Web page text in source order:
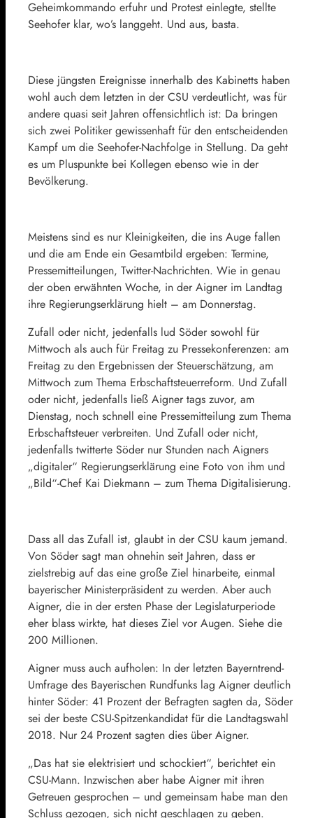
Geheimkommando erfuhr und Protest einlegte, stellte
Seehofer klar, wo’s langgeht. Und aus, basta.
Diese jüngsten Ereignisse innerhalb des Kabinetts haben
wohl auch dem letzten in der CSU verdeutlicht, was für
andere quasi seit Jahren offensichtlich ist: Da bringen
sich zwei Politiker gewissenhaft für den entscheidenden
Kampf um die Seehofer-Nachfolge in Stellung. Da geht
es um Pluspunkte bei Kollegen ebenso wie in der
Bevölkerung.
Meistens sind es nur Kleinigkeiten, die ins Auge fallen
und die am Ende ein Gesamtbild ergeben: Termine,
Pressemitteilungen, Twitter-Nachrichten. Wie in genau
der oben erwähnten Woche, in der Aigner im Landtag
ihre Regierungserklärung hielt – am Donnerstag.
Zufall oder nicht, jedenfalls lud Söder sowohl für
Mittwoch als auch für Freitag zu Pressekonferenzen: am
Freitag zu den Ergebnissen der Steuerschätzung, am
Mittwoch zum Thema Erbschaftsteuerreform. Und Zufall
oder nicht, jedenfalls ließ Aigner tags zuvor, am
Dienstag, noch schnell eine Pressemitteilung zum Thema
Erbschaftsteuer verbreiten. Und Zufall oder nicht,
jedenfalls twitterte Söder nur Stunden nach Aigners
„digitaler“ Regierungserklärung eine Foto von ihm und
„Bild“-Chef Kai Diekmann – zum Thema Digitalisierung.
Dass all das Zufall ist, glaubt in der CSU kaum jemand.
Von Söder sagt man ohnehin seit Jahren, dass er
zielstrebig auf das eine große Ziel hinarbeite, einmal
bayerischer Ministerpräsident zu werden. Aber auch
Aigner, die in der ersten Phase der Legislaturperiode
eher blass wirkte, hat dieses Ziel vor Augen. Siehe die
200 Millionen.
Aigner muss auch aufholen: In der letzten Bayerntrend-
Umfrage des Bayerischen Rundfunks lag Aigner deutlich
hinter Söder: 41 Prozent der Befragten sagten da, Söder
sei der beste CSU-Spitzenkandidat für die Landtagswahl
2018. Nur 24 Prozent sagten dies über Aigner.
„Das hat sie elektrisiert und schockiert“, berichtet ein
CSU-Mann. Inzwischen aber habe Aigner mit ihren
Getreuen gesprochen – und gemeinsam habe man den
Schluss gezogen, sich nicht geschlagen zu geben.